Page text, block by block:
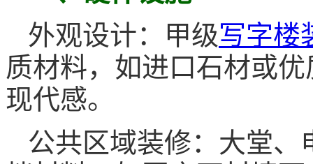
外观设计：甲级写字楼
质材料，如进口石材或
现代感。
公共区域装修：大堂